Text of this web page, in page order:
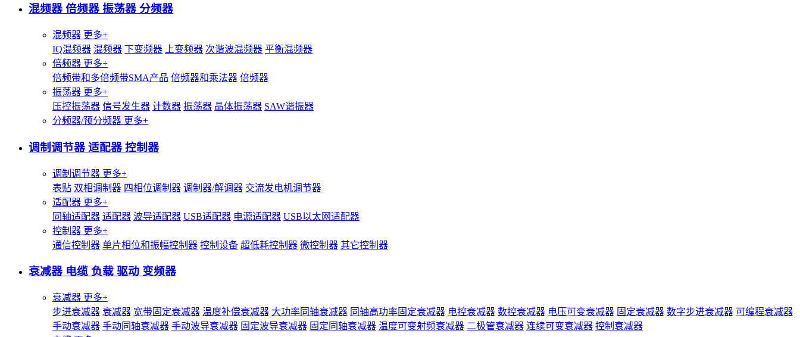
混频器 倍频器 振荡器 分频器
混频器 更多+
IQ混频器 混频器 下变频器 上变频器 次谐波混频器 平衡混频器
倍频器 更多+
倍频带和多倍频带SMA产品 倍频器和乘法器 倍频器
振荡器 更多+
压控振荡器 信号发生器 计数器 振荡器 晶体振荡器 SAW谐振器
分频器/预分频器 更多+
调制调节器 适配器 控制器
调制调节器 更多+
表贴 双相调制器 四相位调制器 调制器/解调器 交流发电机调节器
适配器 更多+
同轴适配器 适配器 波导适配器 USB适配器 电源适配器 USB以太网适配器
控制器 更多+
通信控制器 单片相位和振幅控制器 控制设备 超低耗控制器 微控制器 其它控制器
衰减器 电缆 负载 驱动 变频器
衰减器 更多+
步进衰减器 衰减器 宽带固定衰减器 温度补偿衰减器 大功率同轴衰减器 同轴高功率固定衰减器 电控衰减器 数控衰减器 电压可变衰减器 固定衰减器 数字步进衰减器 可编程衰减器
手动衰减器 手动同轴衰减器 手动波导衰减器 固定波导衰减器 固定同轴衰减器 温度可变射频衰减器 二极管衰减器 连续可变衰减器 控制衰减器